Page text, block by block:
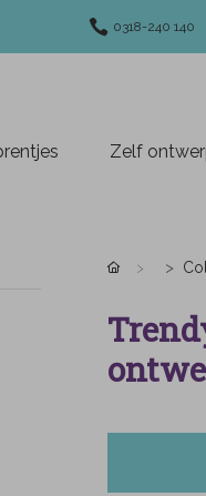
0318-240 140
Zelf